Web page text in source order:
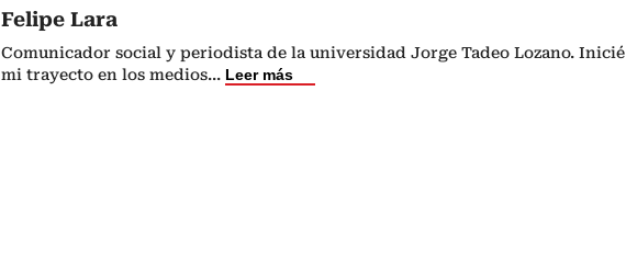
Felipe Lara
Comunicador social y periodista de la universidad Jorge Tadeo Lozano. Inicié
mi trayecto en los medios... Leer más